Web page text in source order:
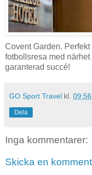
Covent Garden.
fotbollsresa med
garanterad succé!
GO Sport Travel kl. 09:56
Dela
Inga kommentarer:
Skicka en